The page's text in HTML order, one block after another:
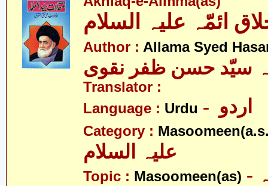
Author : Allama Syed
سیّد حسن ظفر نقوی
Translator :
Language : Urdu
Category :
Topic : Masoomeen(as) - معصومین علیہ